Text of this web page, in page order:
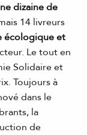
dizaine de
14 livreurs
écologique et
Le tout en
Solidaire et
Toujours à
dans le
la
de